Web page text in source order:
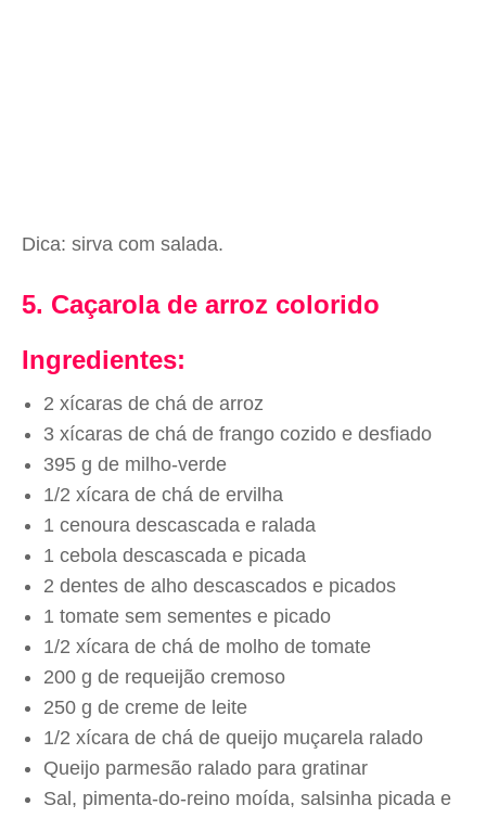
Dica: sirva com salada.
5. Caçarola de arroz colorido
Ingredientes:
2 xícaras de chá de arroz
3 xícaras de chá de frango cozido e desfiado
395 g de milho-verde
1/2 xícara de chá de ervilha
1 cenoura descascada e ralada
1 cebola descascada e picada
2 dentes de alho descascados e picados
1 tomate sem sementes e picado
1/2 xícara de chá de molho de tomate
200 g de requeijão cremoso
250 g de creme de leite
1/2 xícara de chá de queijo muçarela ralado
Queijo parmesão ralado para gratinar
Sal, pimenta-do-reino moída, salsinha picada e